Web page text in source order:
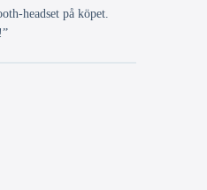
headset på köpet.